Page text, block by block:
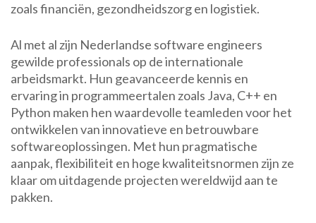
zoals financiën, gezondheidszorg en logistiek.
Al met al zijn Nederlandse software engineers
gewilde professionals op de internationale
arbeidsmarkt. Hun geavanceerde kennis en
ervaring in programmeertalen zoals Java, C++ en
Python maken hen waardevolle teamleden voor het
ontwikkelen van innovatieve en betrouwbare
softwareoplossingen. Met hun pragmatische
aanpak, flexibiliteit en hoge kwaliteitsnormen zijn ze
klaar om uitdagende projecten wereldwijd aan te
pakken.